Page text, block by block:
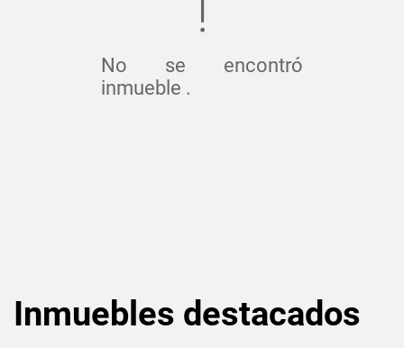
No se encontró
inmueble .
Inmuebles destacados